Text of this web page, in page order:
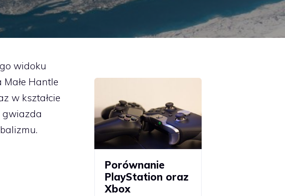
widoku
Hantle
w kształcie
gwiazda
Porównanie
PlayStation oraz
Xbox